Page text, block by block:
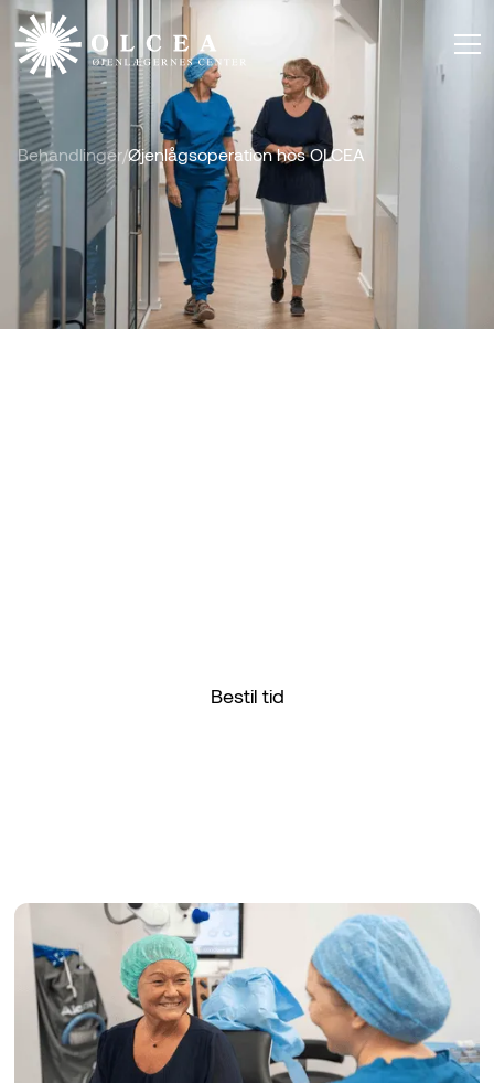
Behandlinger/Øjenlågsoperation hos OLCEA
Bestil tid